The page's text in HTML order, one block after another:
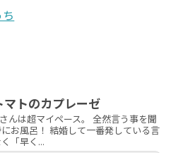
トのカプレーゼ
んは超マイペース。 全然言う事を聞
お風呂！ 結婚して一番発している言
「早く...